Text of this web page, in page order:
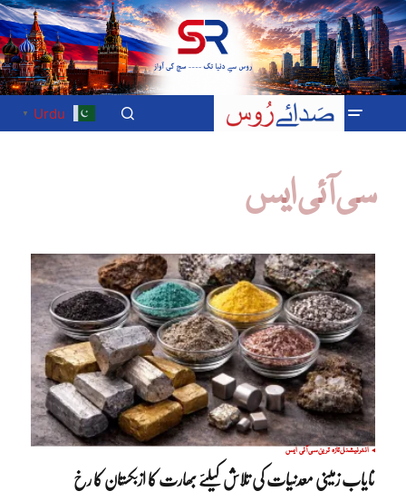
Urdu
▼
سی آئی ایس
انٹرنیشنلتازہ ترینسی آئی ایس
نایاب زمینی معدنیات کی تلاش کیلئے بھارت کا ازبکستان کا رخ